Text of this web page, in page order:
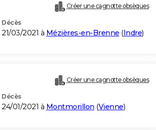
Créer une cagnotte obsèques
Décès
21/03/2021 à Mézières-en-Brenne (Indre)
Créer une cagnotte obsèques
Décès
24/01/2021 à Montmorillon (Vienne)